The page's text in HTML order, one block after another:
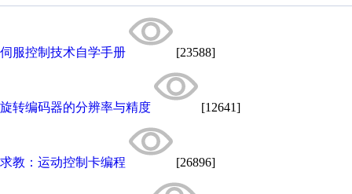
伺服控制技术自学手册 [23588]
旋转编码器的分辨率与精度 [12641]
求教：运动控制卡编程 [26896]